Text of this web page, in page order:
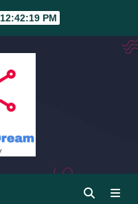
12:42:19 PM